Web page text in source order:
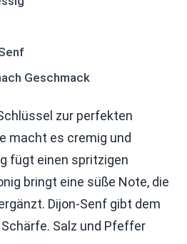
Geschmack
zur perfekten
macht es cremig und
fügt einen spritzigen
bringt eine süße Note, die
Dijon-Senf gibt dem
Salz und Pfeffer